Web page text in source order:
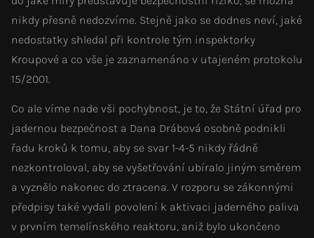
nikdy přesně nedozvíme. Stejně jako se dodnes neví, jaké
nedostatky shledal při kontrole tým inspektorky
Kroupové a co vše je zaznamenáno v utajeném protokolu
15/2001.
Co ale víme nade vši pochybnost, je to, že Státní úřad pro
jadernou bezpečnost a Dana Drábová osobně podnikli
řadu kroků k tomu, aby se svar 1-4-5 nikdy řádně
nezkontroloval, aby se vyšetřování ubíralo jiným směrem
a vyznělo nakonec do ztracena. V rozporu se zákonnými
předpisy také vydali povolení k aktivaci jaderného paliva
v prvním temelínského reaktoru, aniž bylo ukončeno